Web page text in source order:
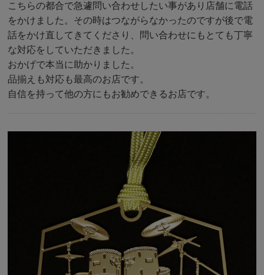
こちらの都合で急遽問い合わせしたい事があり店舗に電話
をかけました。その時はつながらなかったのですが後で電
話をかけ直してきてくださり、問い合わせにもとても丁寧
な対応をしていただきました。
おかげで本当に助かりました。
品揃えも対応も最高のお店です。
自信を持って他の方にもお勧めできるお店です。